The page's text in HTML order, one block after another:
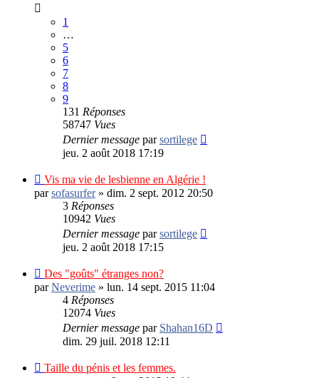
1
…
5
6
7
8
9
131 Réponses
58747 Vues
Dernier message parsortilege
jeu. 2 août 2018 17:19
Vis ma vie de lesbienne en Algérie !
parsofasurfer» dim. 2 sept. 2012 20:50
3 Réponses
10942 Vues
Dernier message parsortilege
jeu. 2 août 2018 17:15
Des "goûts" étranges non?
parNeverime » lun. 14 sept. 2015 11:04
4 Réponses
12074 Vues
Dernier message par Shahan16D
dim. 29 juil. 2018 12:11
Taille du pénis et les femmes.